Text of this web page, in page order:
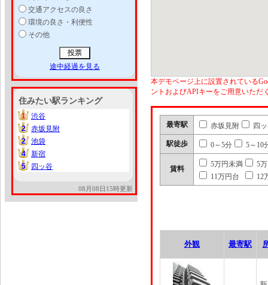
交通アクセスの良さ
環境の良さ・利便性
その他
途中経過を見る
住みたい駅ランキング
1
1
渋谷
2
2
赤坂見附
2
2
池袋
4
4
新宿
5
5 四ッ谷
08月08日15時更新
本デモページ上に設置されている
ントおよびAPIキーをご用意いただ
最寄駅 赤坂見附 四
駅徒歩 0～5分 5～10
賃料
5万円未満
5
11万円台
12
外観 最寄駅